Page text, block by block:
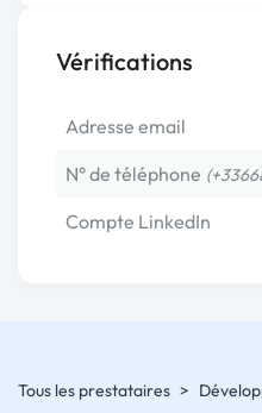
Vérifications
Adresse email
N° de téléphone
Compte LinkedIn
Tous les prestataires >